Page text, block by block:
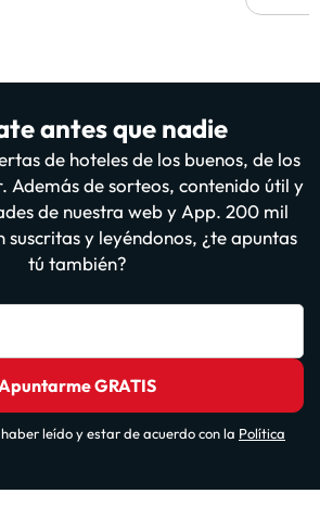
antes que nadie
de hoteles de los buenos, de los
Además de sorteos, contenido útil y
de nuestra web y App. 200 mil
suscritas y leyéndonos, ¿te apuntas
tú también?
GRATIS
leído y estar de acuerdo con la Política